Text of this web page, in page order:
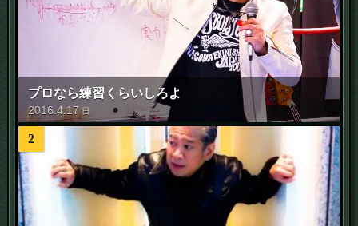
プロなら練習くらいしろよ
2016 .4.17 日
2